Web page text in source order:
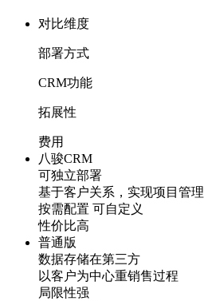
对比维度
部署方式
CRM功能
拓展性
费用
八骏CRM
可独立部署
基于客户关系，实现项目管理
按需配置 可自定义
性价比高
普通版
数据存储在第三方
以客户为中心重销售过程
局限性强